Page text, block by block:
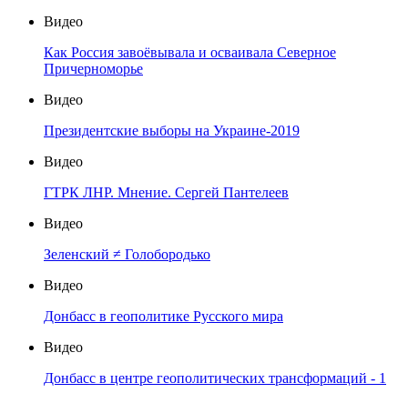
Видео
Как Россия завоёвывала и осваивала Северное
Причерноморье
Видео
Президентские выборы на Украине-2019
Видео
ГТРК ЛНР. Мнение. Сергей Пантелеев
Видео
Зеленский ≠ Голобородько
Видео
Донбасс в геополитике Русского мира
Видео
Донбасс в центре геополитических трансформаций - 1